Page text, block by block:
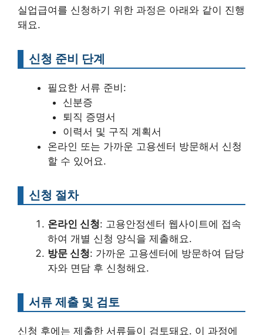
실업급여를 신청하기 위한 과정은 아래와 같이 진행
돼요.
신청 준비 단계
필요한 서류 준비:
신분증
퇴직 증명서
이력서 및 구직 계획서
온라인 또는 가까운 고용센터 방문해서 신청
할 수 있어요.
신청 절차
온라인 신청: 고용안정센터 웹사이트에 접속
하여 개별 신청 양식을 제출해요.
방문 신청: 가까운 고용센터에 방문하여 담당
자와 면담 후 신청해요.
서류 제출 및 검토
신청 후에는 제출한 서류들이 검토돼요. 이 과정에